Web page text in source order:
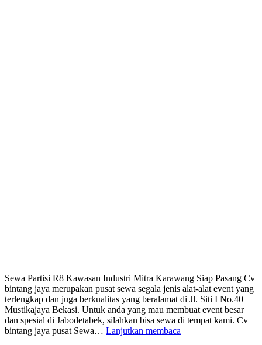
Sewa Partisi R8 Kawasan Industri Mitra Karawang Siap Pasang Cv
bintang jaya merupakan pusat sewa segala jenis alat-alat event yang
terlengkap dan juga berkualitas yang beralamat di Jl. Siti I No.40
Mustikajaya Bekasi. Untuk anda yang mau membuat event besar
dan spesial di Jabodetabek, silahkan bisa sewa di tempat kami. Cv
bintang jaya pusat Sewa… Lanjutkan membaca